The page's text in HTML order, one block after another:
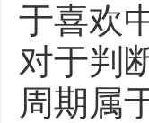
于喜欢
对于判
周期属